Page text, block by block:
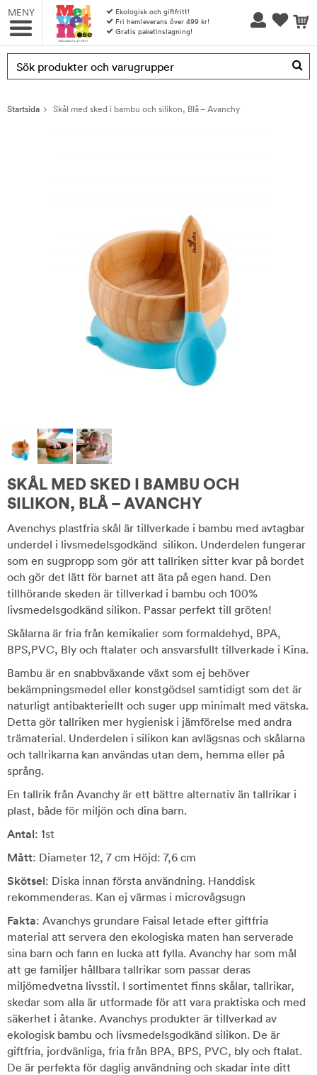
MENY
Ekologisk och giftfritt!
Fri hemleverans över 499 kr!
Gratis paketinslagning!
Produkten har blivit tillagd i varukorgen
Startsida Skål med sked i bambu och silikon, Blå – Avanchy
SKÅL MED SKED I BAMBU OCH
SILIKON, BLÅ – AVANCHY
Avenchys plastfria skål är tillverkade i bambu med avtagbar
underdel i livsmedelsgodkänd silikon. Underdelen fungerar
som en sugpropp som gör att tallriken sitter kvar på bordet
och gör det lätt för barnet att äta på egen hand. Den
tillhörande skeden är tillverkad i bambu och 100%
livsmedelsgodkänd silikon. Passar perfekt till gröten!
Skålarna är fria från kemikalier som formaldehyd, BPA,
BPS,PVC, Bly och ftalater och ansvarsfullt tillverkade i Kina.
Bambu är en snabbväxande växt som ej behöver
bekämpningsmedel eller konstgödsel samtidigt som det är
naturligt antibakteriellt och suger upp minimalt med vätska.
Detta gör tallriken mer hygienisk i jämförelse med andra
trämaterial. Underdelen i silikon kan avlägsnas och skålarna
och tallrikarna kan användas utan dem, hemma eller på
språng.
En tallrik från Avanchy är ett bättre alternativ än tallrikar i
plast, både för miljön och dina barn.
Antal: 1st
Mått: Diameter 12, 7 cm Höjd: 7,6 cm
Skötsel: Diska innan första användning. Handdisk
rekommenderas. Kan ej värmas i microvågsugn
Fakta: Avanchys grundare Faisal letade efter giftfria
material att servera den ekologiska maten han serverade
sina barn och fann en lucka att fylla. Avanchy har som mål
att ge familjer hållbara tallrikar som passar deras
miljömedvetna livsstil. I sortimentet finns skålar, tallrikar,
skedar som alla är utformade för att vara praktiska och med
säkerhet i åtanke. Avanchys produkter är tillverkad av
ekologisk bambu och livsmedelsgodkänd silikon. De är
giftfria, jordvänliga, fria från BPA, BPS, PVC, bly och ftalat.
De är perfekta för daglig användning och skadar inte ditt